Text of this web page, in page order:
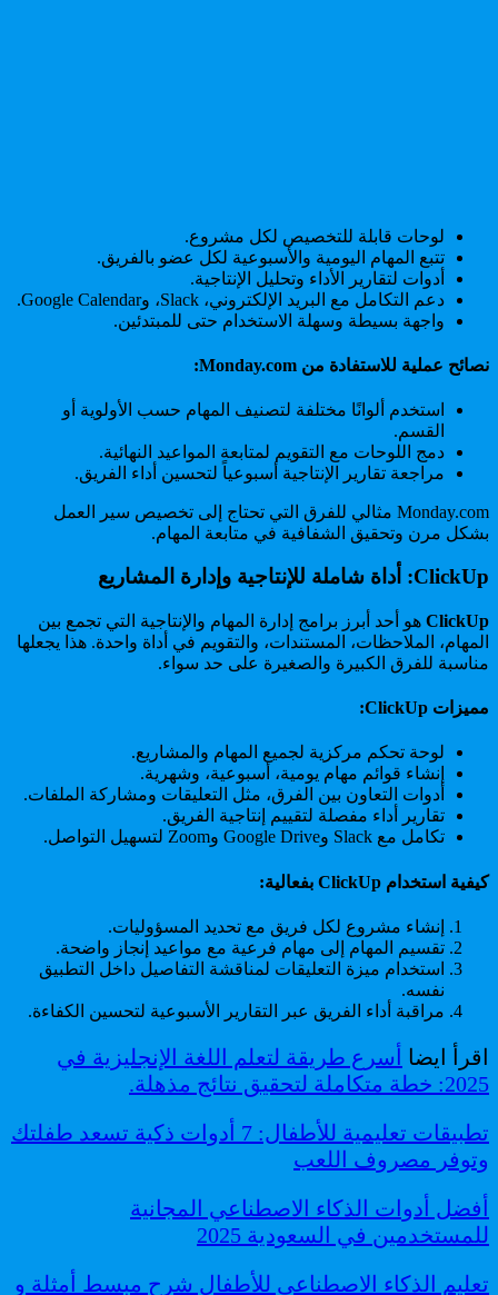
لوحات قابلة للتخصيص لكل مشروع.
تتبع المهام اليومية والأسبوعية لكل عضو بالفريق.
أدوات لتقارير الأداء وتحليل الإنتاجية.
دعم التكامل مع البريد الإلكتروني، Slack، وGoogle Calendar.
واجهة بسيطة وسهلة الاستخدام حتى للمبتدئين.
نصائح عملية للاستفادة من Monday.com:
استخدم ألوانًا مختلفة لتصنيف المهام حسب الأولوية أو
القسم.
دمج اللوحات مع التقويم لمتابعة المواعيد النهائية.
مراجعة تقارير الإنتاجية أسبوعياً لتحسين أداء الفريق.
Monday.com مثالي للفرق التي تحتاج إلى تخصيص سير العمل
بشكل مرن وتحقيق الشفافية في متابعة المهام.
ClickUp: أداة شاملة للإنتاجية وإدارة المشاريع
ClickUp هو أحد أبرز برامج إدارة المهام والإنتاجية التي تجمع بين
المهام، الملاحظات، المستندات، والتقويم في أداة واحدة. هذا يجعلها
مناسبة للفرق الكبيرة والصغيرة على حد سواء.
مميزات ClickUp:
لوحة تحكم مركزية لجميع المهام والمشاريع.
إنشاء قوائم مهام يومية، أسبوعية، وشهرية.
أدوات التعاون بين الفرق، مثل التعليقات ومشاركة الملفات.
تقارير أداء مفصلة لتقييم إنتاجية الفريق.
تكامل مع Slack وGoogle Drive وZoom لتسهيل التواصل.
كيفية استخدام ClickUp بفعالية:
إنشاء مشروع لكل فريق مع تحديد المسؤوليات.
تقسيم المهام إلى مهام فرعية مع مواعيد إنجاز واضحة.
استخدام ميزة التعليقات لمناقشة التفاصيل داخل التطبيق
نفسه.
مراقبة أداء الفريق عبر التقارير الأسبوعية لتحسين الكفاءة.
اقرأ ايضا
أسرع طريقة لتعلم اللغة الإنجليزية في
2025: خطة متكاملة لتحقيق نتائج مذهلة.
تطبيقات تعليمية للأطفال: 7 أدوات ذكية تسعد طفلتك
وتوفر مصروف اللعب
أفضل أدوات الذكاء الاصطناعي المجانية
للمستخدمين في السعودية 2025
تعليم الذكاء الاصطناعي للأطفال شرح مبسط أمثلة و